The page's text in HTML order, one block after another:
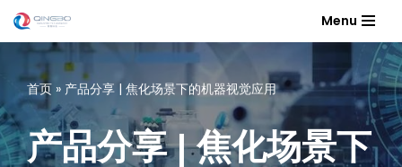
跳
正
文
Menu
首页 » 产品分享 | 焦化场景下的机器视觉应用
产品分享 | 焦化场景下